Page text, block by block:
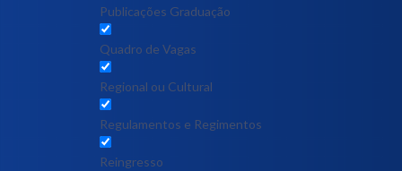
Publicações Graduação
Quadro de Vagas
Regional ou Cultural
Regulamentos e Regimentos
Reingresso